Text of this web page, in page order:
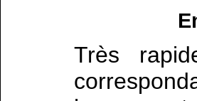
Très